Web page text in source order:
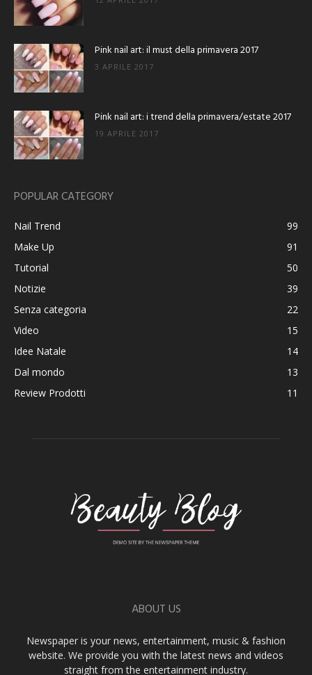
Pink nail art: il must della primavera 2017
3 APRILE 2017
Pink nail art: i trend della primavera/estate 2017
19 APRILE 2017
POPULAR CATEGORY
Nail Trend
99
Make Up
91
Tutorial
50
Notizie
39
Senza categoria
22
Video
15
Idee Natale
14
Dal mondo
13
Review Prodotti
11
ABOUT US
Newspaper is your news, entertainment, music & fashion
website. We provide you with the latest news and videos
straight from the entertainment industry.